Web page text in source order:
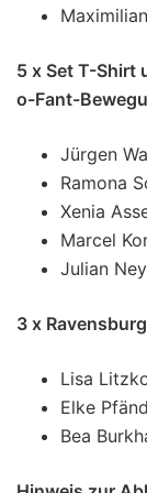
5 x Set T-Shirt
o-Fant-
Jürgen
Ramona
Xenia
Marcel
Julian
3 x
Lisa
Elke
Bea